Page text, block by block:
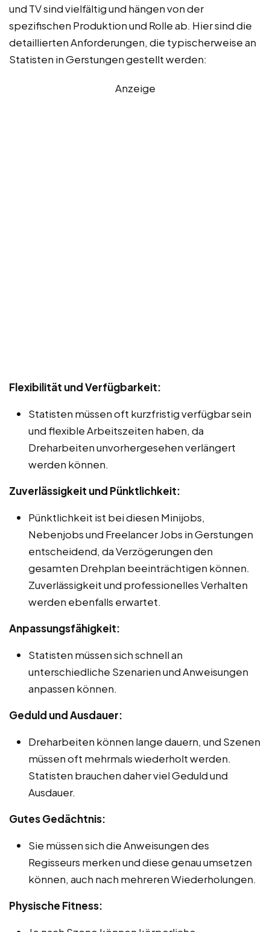
und TV sind vielfältig und hängen von der
spezifischen Produktion und Rolle ab. Hier sind die
detaillierten Anforderungen, die typischerweise an
Statisten in Gerstungen gestellt werden:
Anzeige
Flexibilität und Verfügbarkeit:
Statisten müssen oft kurzfristig verfügbar sein
und flexible Arbeitszeiten haben, da
Dreharbeiten unvorhergesehen verlängert
werden können.
Zuverlässigkeit und Pünktlichkeit:
Pünktlichkeit ist bei diesen Minijobs,
Nebenjobs und Freelancer Jobs in Gerstungen
entscheidend, da Verzögerungen den
gesamten Drehplan beeinträchtigen können.
Zuverlässigkeit und professionelles Verhalten
werden ebenfalls erwartet.
Anpassungsfähigkeit:
Statisten müssen sich schnell an
unterschiedliche Szenarien und Anweisungen
anpassen können.
Geduld und Ausdauer:
Dreharbeiten können lange dauern, und Szenen
müssen oft mehrmals wiederholt werden.
Statisten brauchen daher viel Geduld und
Ausdauer.
Gutes Gedächtnis:
Sie müssen sich die Anweisungen des
Regisseurs merken und diese genau umsetzen
können, auch nach mehreren Wiederholungen.
Physische Fitness: